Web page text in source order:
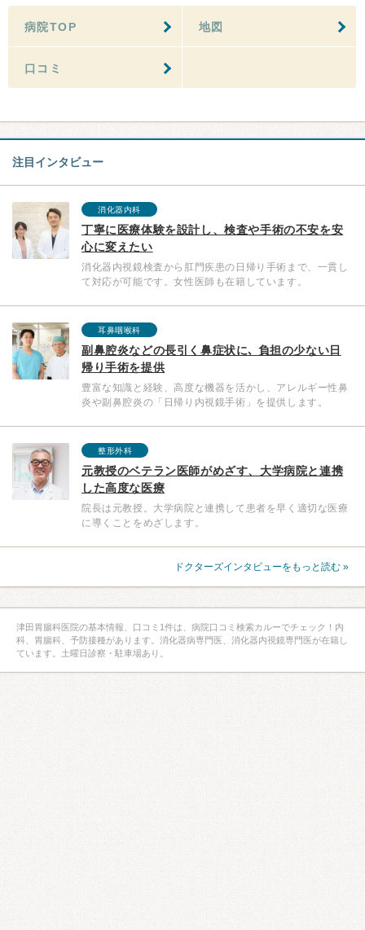
病院TOP 地図
口コミ
注目インタビュー
消化器内科
丁寧に医療体験を設計し、検査や手術の不安を安
心に変えたい
消化器内視鏡検査から肛門疾患の日帰り手術まで、一貫し
て対応が可能です。女性医師も在籍しています。
耳鼻咽喉科
副鼻腔炎などの長引く鼻症状に､ 負担の少ない日
帰り手術を提供
豊富な知識と経験、高度な機器を活かし、アレルギー性鼻
炎や副鼻腔炎の「日帰り内視鏡手術」を提供します。
整形外科
元教授のベテラン医師がめざす、大学病院と連携
した高度な医療
院長は元教授。大学病院と連携して患者を早く適切な医療
に導くことをめざします。
ドクターズインタビューをもっと読む »
津田胃腸科医院の基本情報、口コミ1件は、病院口コミ検索カルーでチェック！内
科、胃腸科、予防接種があります。消化器病専門医、消化器内視鏡専門医が在籍し
ています。土曜日診察・駐車場あり。